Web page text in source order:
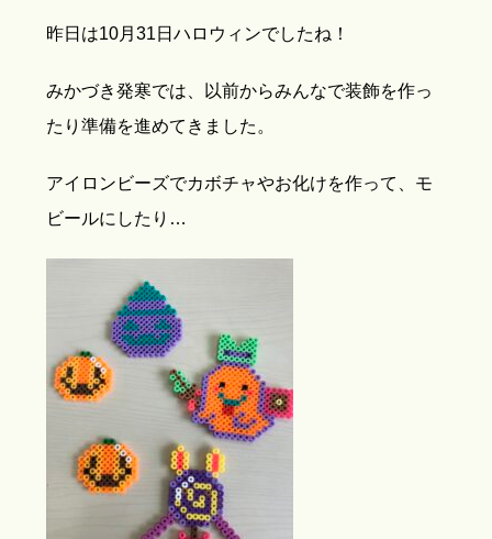
昨日は10月31日ハロウィンでしたね！
みかづき発寒では、以前からみんなで装飾を作っ
たり準備を進めてきました。
アイロンビーズでカボチャやお化けを作って、モ
ビールにしたり…